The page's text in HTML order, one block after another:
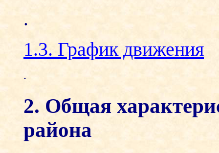
.
1.3. График движения
.
2. Общая
района